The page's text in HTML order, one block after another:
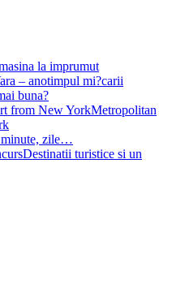
la imprumut
– anotimpul mi?carii
buna?
Metropolitan
zile…
Destinatii turistice si un